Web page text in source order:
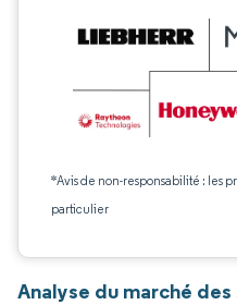
*Avis de non-responsabilité : les
particulier
Analyse du marché